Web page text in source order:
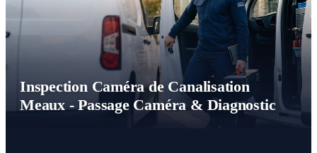
Inspection Caméra de Canalisation
Meaux - Passage Caméra & Diagnostic